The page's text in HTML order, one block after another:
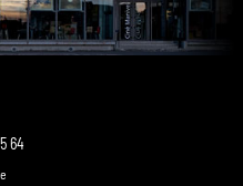
64